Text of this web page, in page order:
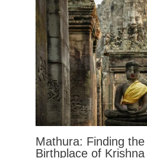
Mathura: Finding
Birthplace of Krishna